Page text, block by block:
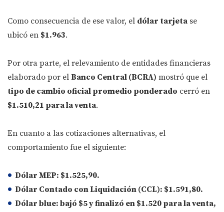
Como consecuencia de ese valor, el dólar tarjeta se
ubicó en $1.963.
Por otra parte, el relevamiento de entidades financieras
elaborado por el Banco Central (BCRA) mostró que el
tipo de cambio oficial promedio ponderado cerró en
$1.510,21 para la venta.
En cuanto a las cotizaciones alternativas, el
comportamiento fue el siguiente:
Dólar MEP: $1.525,90.
Dólar Contado con Liquidación (CCL): $1.591,80.
Dólar blue: bajó $5y finalizó en $1.520 para la venta,